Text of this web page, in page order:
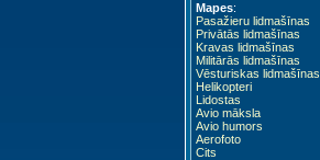
Mapes:
Pasažieru lidmašīnas
Privātās lidmašīnas
Kravas lidmašīnas
Militārās lidmašīnas
Vēsturiskas lidmašīnas
Helikopteri
Lidostas
Avio māksla
Avio humors
Aerofoto
Cits